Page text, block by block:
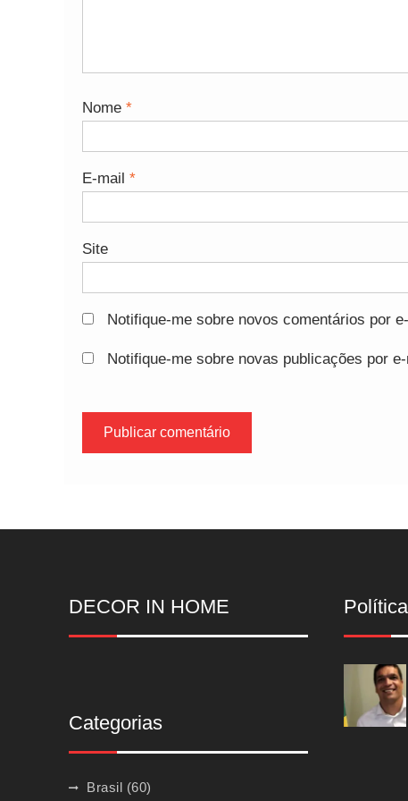
Nome *
E-mail *
Site
Notifique-me sobre novos comentários por
Notifique-me sobre novas publicações por
DECOR IN HOME
Categorias
Brasil (60)
Política